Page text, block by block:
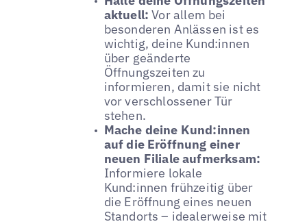
aktuell: Vor allem bei
besonderen Anlässen ist es
wichtig, deine Kund:innen
über geänderte
Öffnungszeiten zu
informieren, damit sie nicht
vor verschlossener Tür
stehen.
Mache deine Kund:innen
auf die Eröffnung einer
neuen Filiale aufmerksam:
Informiere lokale
Kund:innen frühzeitig über
die Eröffnung eines neuen
Standorts – idealerweise mit